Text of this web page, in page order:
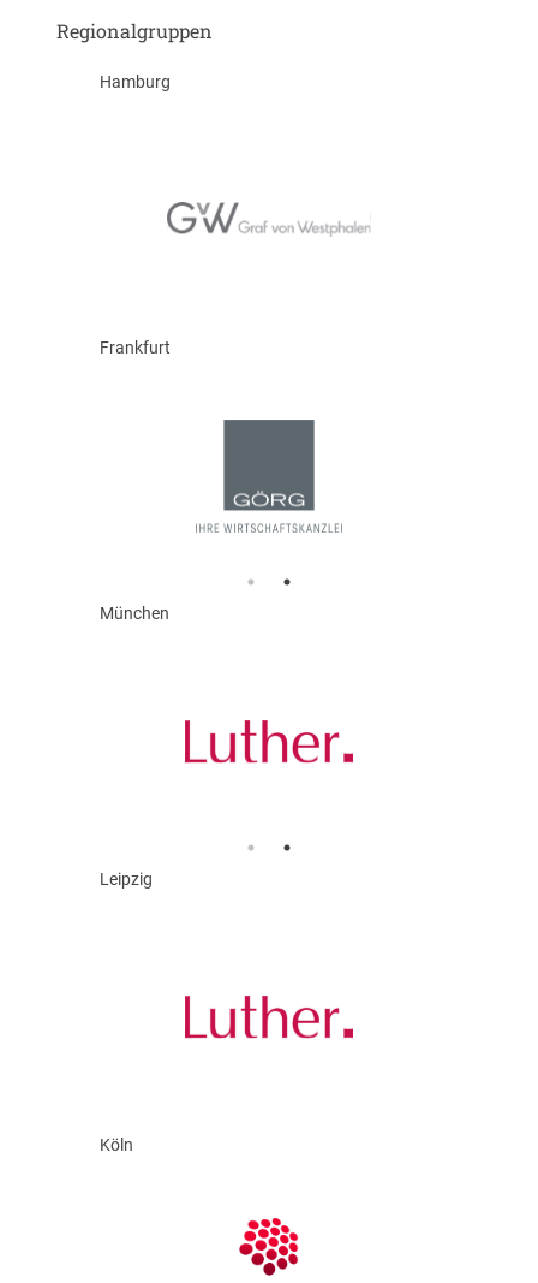
Regionalgruppen
Hamburg
Frankfurt
München
Leipzig
Köln